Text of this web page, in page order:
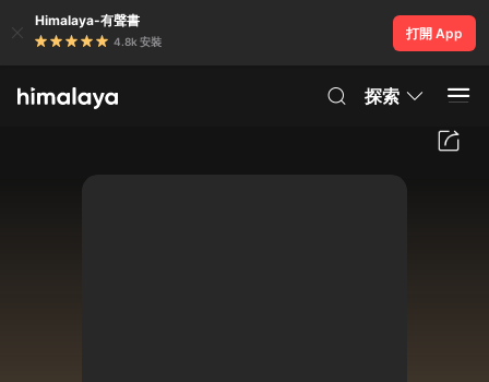
Himalaya-有聲書
4.8k 安裝
打開 App
探索